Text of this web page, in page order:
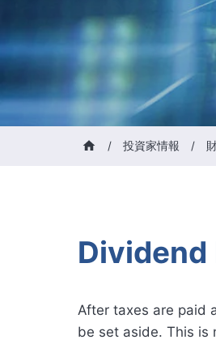
/ 投資家情報 /
Dividend
After taxes are paid
be set aside. This is